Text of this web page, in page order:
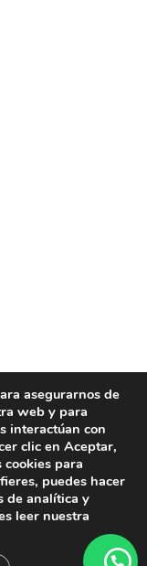
reserved.
asegurarnos de
web y para
interactúan con
clic en Aceptar,
cookies para
puedes hacer
de analítica y
leer nuestra